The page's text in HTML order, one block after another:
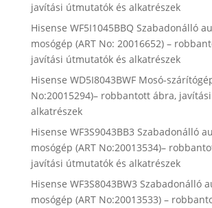
javítási útmutatók és alkatrészek
Hisense WF5I1045BBQ Szabadonálló
mosógép (ART No: 20016652) –
javítási útmutatók és alkatrészek
Hisense WD5I8043BWF Mosó-
No:20015294)– robbantott ábra,
alkatrészek
Hisense WF3S9043BB3 Szabadonálló
mosógép (ART No:20013534)–
javítási útmutatók és alkatrészek
Hisense WF3S8043BW3 Szabadonálló
mosógép (ART No:20013533) –